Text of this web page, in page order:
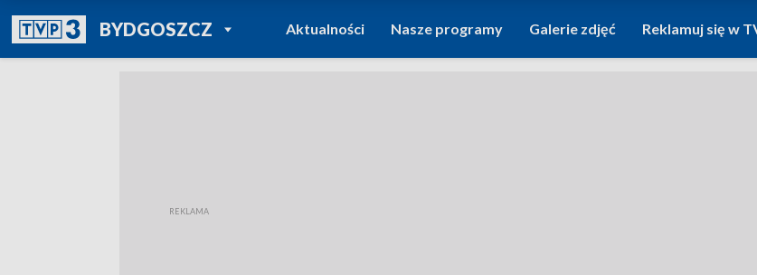
BYDGOSZCZPOWRÓT DO
TVP REGIONY
Aktualności Nasze programy Galerie zdjęć Reklamuj się w